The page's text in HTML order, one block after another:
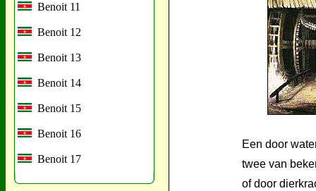
Benoit 11
Benoit 12
Benoit 13
Benoit 14
Benoit 15
Benoit 16
Benoit 17
Een door
twee van
of door